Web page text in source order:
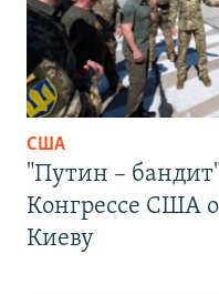
США
"Путин –
Конгрессе США
Киеву